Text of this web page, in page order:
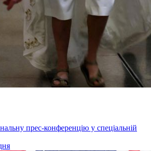
прес-конференцію у спеціальній